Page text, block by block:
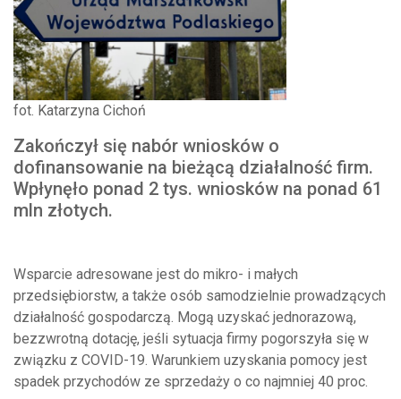
fot. Katarzyna Cichoń
Zakończył się nabór wniosków o
dofinansowanie na bieżącą działalność firm.
Wpłynęło ponad 2 tys. wniosków na ponad 61
mln złotych.
Wsparcie adresowane jest do mikro- i małych
przedsiębiorstw, a także osób samodzielnie prowadzących
działalność gospodarczą. Mogą uzyskać jednorazową,
bezzwrotną dotację, jeśli sytuacja firmy pogorszyła się w
związku z COVID-19. Warunkiem uzyskania pomocy jest
spadek przychodów ze sprzedaży o co najmniej 40 proc.